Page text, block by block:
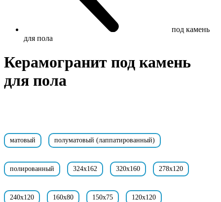
под камень
для пола
Керамогранит под камень
для пола
матовый полуматовый (лаппатированный)
полированный 324x162 320x160 278x120
240x120 160x80 150x75 120x120